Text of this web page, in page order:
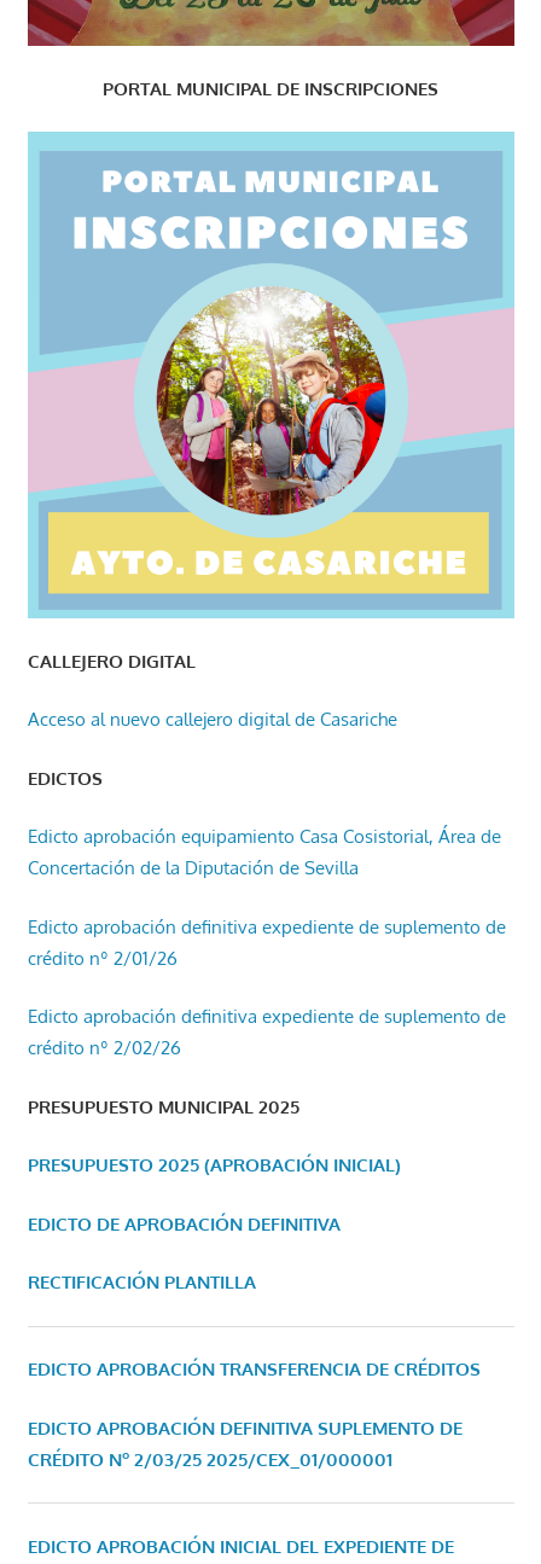
PORTAL MUNICIPAL DE INSCRIPCIONES
CALLEJERO DIGITAL
Acceso al nuevo callejero digital de Casariche
EDICTOS
Edicto aprobación equipamiento Casa Cosistorial, Área de
Concertación de la Diputación de Sevilla
Edicto aprobación definitiva expediente de suplemento de
crédito nº 2/01/26
Edicto aprobación definitiva expediente de suplemento de
crédito nº 2/02/26
PRESUPUESTO MUNICIPAL 2025
PRESUPUESTO 2025 (APROBACIÓN INICIAL)
EDICTO DE APROBACIÓN DEFINITIVA
RECTIFICACIÓN PLANTILLA
EDICTO APROBACIÓN TRANSFERENCIA DE CRÉDITOS
EDICTO APROBACIÓN DEFINITIVA SUPLEMENTO DE
CRÉDITO Nº 2/03/25 2025/CEX_01/000001
EDICTO APROBACIÓN INICIAL DEL EXPEDIENTE DE